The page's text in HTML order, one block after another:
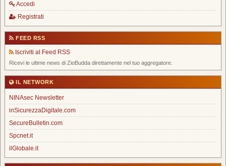
Accedi
Registrati
FEED RSS
Iscriviti al Feed RSS
Ricevi le ultime news di ZioBudda direttamente nel tuo aggregatore.
IL NETWORK
NINAsec Newsletter
inSicurezzaDigitale.com
SecureBulletin.com
Spcnet.it
ilGlobale.it